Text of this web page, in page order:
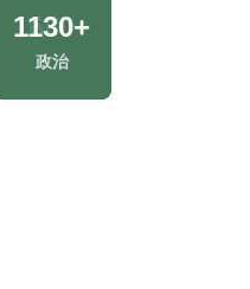
1680+
生活